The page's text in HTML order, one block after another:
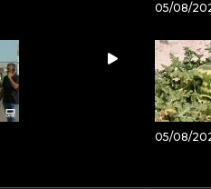
05/08/
05/08/